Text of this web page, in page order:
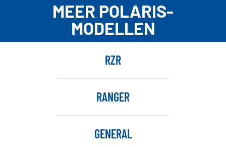
MEER POLARIS-
MODELLEN
RZR
RANGER
GENERAL